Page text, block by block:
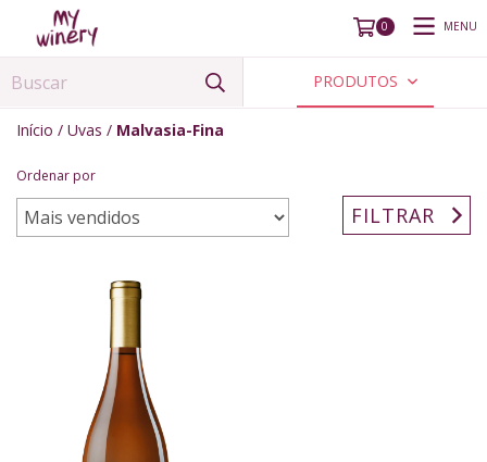
0 MENU
PRODUTOS
Início / Uvas / Malvasia-Fina
Ordenar por
FILTRAR